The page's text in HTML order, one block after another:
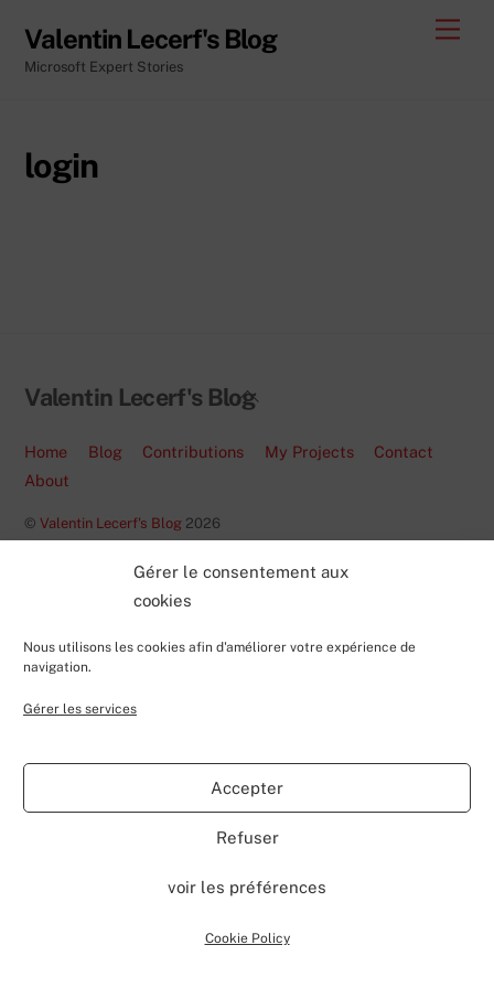
Gérer le consentement aux
cookies
Nous utilisons les cookies afin d'améliorer votre expérience de
navigation.
Gérer les services
Accepter
Refuser
voir les préférences
Cookie Policy
content
Valentin Lecerf's Blog
Microsoft Expert Stories
login
Back
Top
Valentin Lecerf's Blog
Home Blog Contributions My Projects
Contact
About
©Valentin Lecerf's Blog 2026